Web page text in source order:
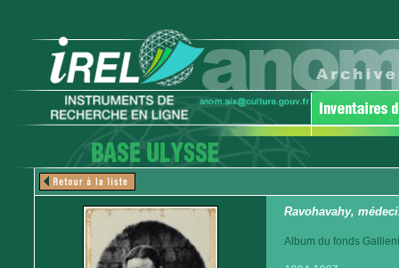
Ravohavahy,
Album du fonds